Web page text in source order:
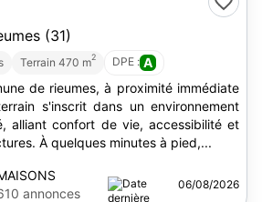
(31)
Terrain 470 m2 DPE : A
de rieumes, à proximité immédiate
s'inscrit dans un environnement
alliant confort de vie, accessibilité et
À quelques minutes à pied,...
annonces
06/08/2026